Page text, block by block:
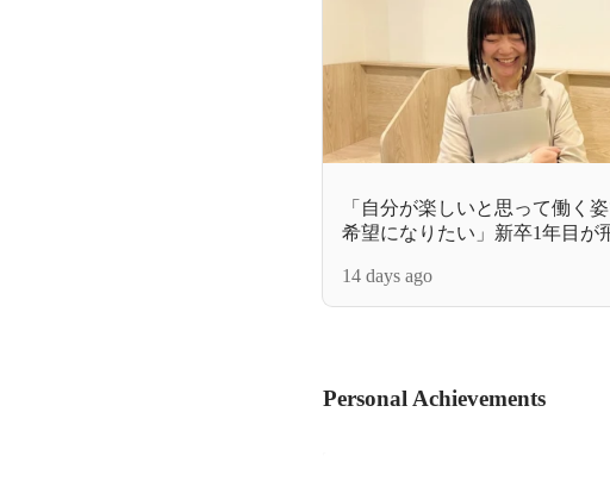
「自分が楽しいと思って働く
希望になりたい」新卒1年目が
14 days ago
Personal Achievements